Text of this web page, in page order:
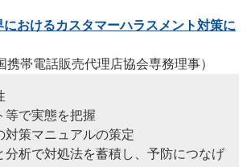
おけるカスタマーハラスメント対策に
携帯電話販売代理店協会専務理事）
等で実態を把握
対策マニュアルの策定
分析で対処法を蓄積し、予防につなげ